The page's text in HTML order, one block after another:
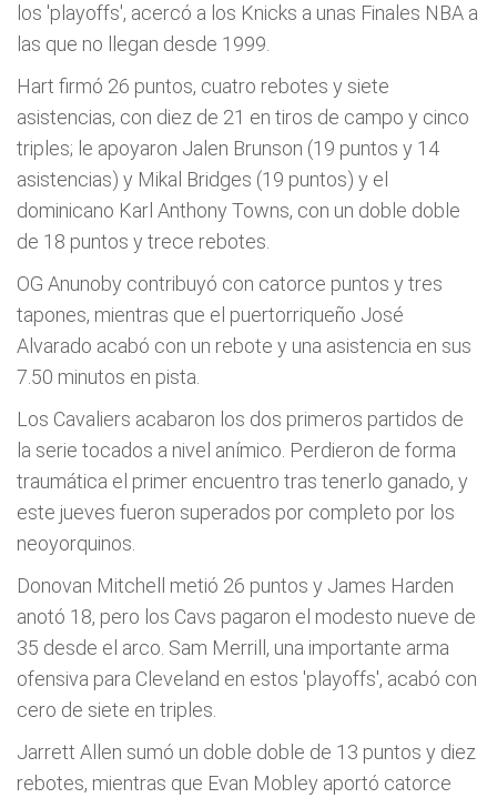
los 'playoffs', acercó a los Knicks a unas Finales NBA a
las que no llegan desde 1999.
Hart firmó 26 puntos, cuatro rebotes y siete
asistencias, con diez de 21 en tiros de campo y cinco
triples; le apoyaron Jalen Brunson (19 puntos y 14
asistencias) y Mikal Bridges (19 puntos) y el
dominicano Karl Anthony Towns, con un doble doble
de 18 puntos y trece rebotes.
OG Anunoby contribuyó con catorce puntos y tres
tapones, mientras que el puertorriqueño José
Alvarado acabó con un rebote y una asistencia en sus
7.50 minutos en pista.
Los Cavaliers acabaron los dos primeros partidos de
la serie tocados a nivel anímico. Perdieron de forma
traumática el primer encuentro tras tenerlo ganado, y
este jueves fueron superados por completo por los
neoyorquinos.
Donovan Mitchell metió 26 puntos y James Harden
anotó 18, pero los Cavs pagaron el modesto nueve de
35 desde el arco. Sam Merrill, una importante arma
ofensiva para Cleveland en estos 'playoffs', acabó con
cero de siete en triples.
Jarrett Allen sumó un doble doble de 13 puntos y diez
rebotes, mientras que Evan Mobley aportó catorce